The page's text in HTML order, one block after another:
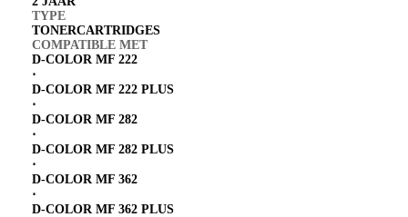
TYPE
TONERCARTRIDGES
COMPATIBLE MET
D-COLOR MF 222
⋅
D-COLOR MF 222 PLUS
⋅
D-COLOR MF 282
⋅
D-COLOR MF 282 PLUS
⋅
D-COLOR MF 362
⋅
D-COLOR MF 362 PLUS